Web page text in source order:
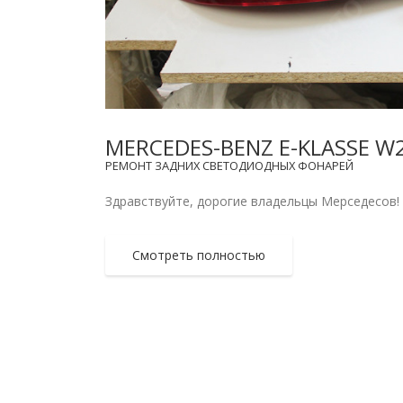
MERCEDES-BENZ E-
РЕМОНТ ЗАДНИХ СВЕТОДИОДНЫХ ФОНАРЕЙ
Здравствуйте, дорогие владельцы
Смотреть полностью